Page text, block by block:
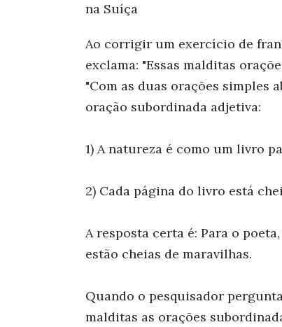
na Suíça
Ao corrigir um exercício de
exclama: "Essas malditas
"Com as duas orações simples
oração subordinada adjetiva:
1) A natureza é como um livro
2) Cada página do livro está
A resposta certa é: Para o
estão cheias de maravilhas.
Quando o pesquisador
malditas as orações